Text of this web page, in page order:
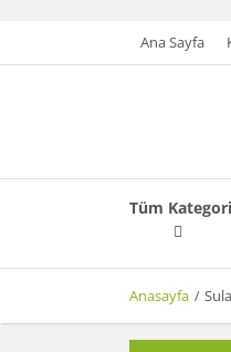
Ana Sayfa
Tüm
Anasayfa